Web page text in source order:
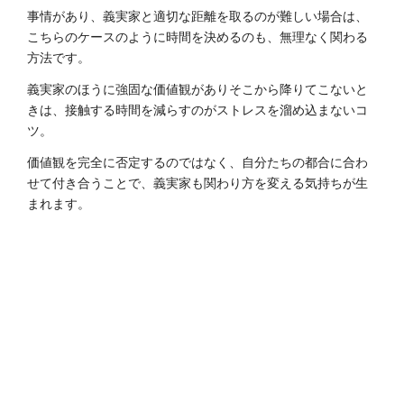
事情があり、義実家と適切な距離を取るのが難しい場合は、
こちらのケースのように時間を決めるのも、無理なく関わる
方法です。
義実家のほうに強固な価値観がありそこから降りてこないと
きは、接触する時間を減らすのがストレスを溜め込まないコ
ツ。
価値観を完全に否定するのではなく、自分たちの都合に合わ
せて付き合うことで、義実家も関わり方を変える気持ちが生
まれます。